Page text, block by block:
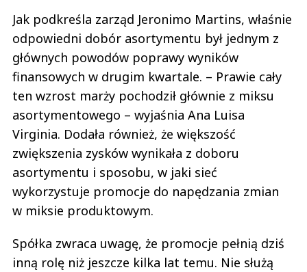
Jak podkreśla zarząd Jeronimo Martins, właśnie
odpowiedni dobór asortymentu był jednym z
głównych powodów poprawy wyników
finansowych w drugim kwartale. – Prawie cały
ten wzrost marży pochodził głównie z miksu
asortymentowego – wyjaśnia Ana Luisa
Virginia. Dodała również, że większość
zwiększenia zysków wynikała z doboru
asortymentu i sposobu, w jaki sieć
wykorzystuje promocje do napędzania zmian
w miksie produktowym.
Spółka zwraca uwagę, że promocje pełnią dziś
inną rolę niż jeszcze kilka lat temu. Nie służą